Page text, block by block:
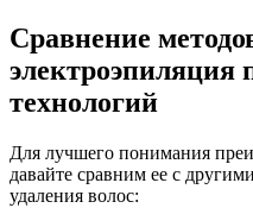
Сравнение
электроэпиляция
технологий
Для лучшего понимания
давайте сравним ее с
удаления волос: